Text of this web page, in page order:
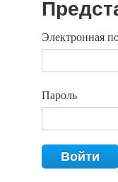
Электронная
Пароль